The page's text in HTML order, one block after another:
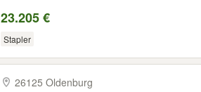
23.205 €
Stapler
26125 Oldenburg